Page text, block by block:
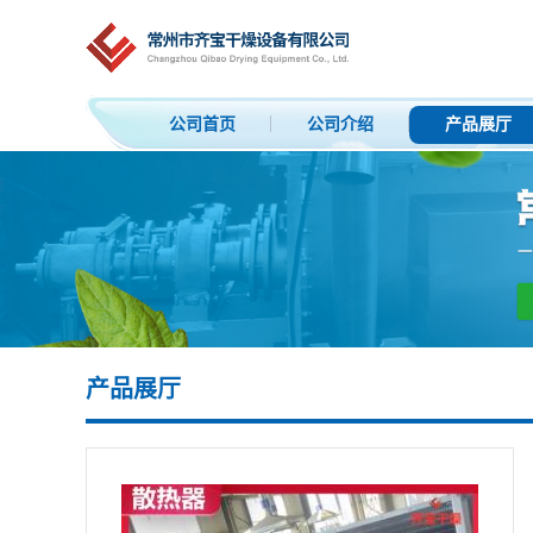
公司首页 公司介绍 产品展厅
产品展厅